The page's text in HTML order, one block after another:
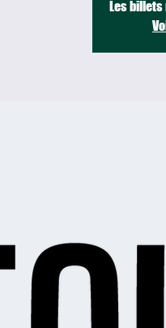
Les billets